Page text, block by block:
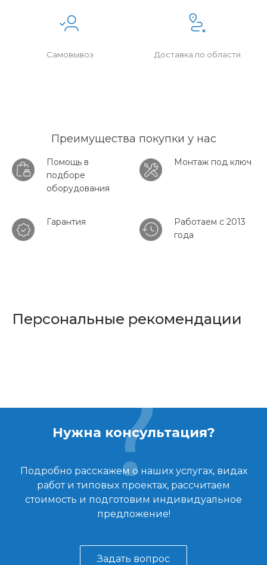
Самовывоз Доставка по области
Преимущества покупки у нас
Помощь в
подборе
оборудования
Монтаж под ключ
Гарантия
Работаем с 2013
года
Персональные рекомендации
Нужна консультация?
Подробно расскажем о наших услугах, видах
работ и типовых проектах, рассчитаем
стоимость и подготовим индивидуальное
предложение!
Задать вопрос